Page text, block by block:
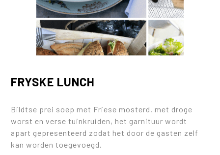
FRYSKE LUNCH
Bildtse prei soep met Friese mosterd, met droge
worst en verse tuinkruiden, het garnituur wordt
apart gepresenteerd zodat het door de gasten zelf
kan worden toegevoegd.